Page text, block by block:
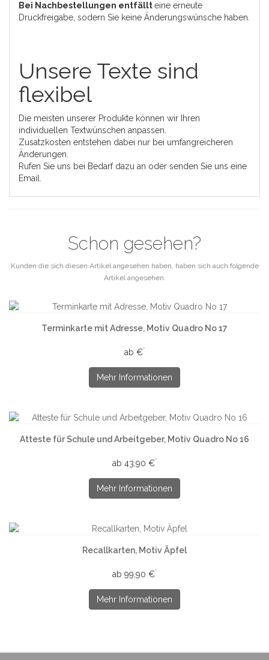
Bei Nachbestellungen entfällteine erneute
Druckfreigabe, sodern Sie keine Änderungswünsche haben.
Unsere Texte sind
flexibel
Die meisten unserer Produkte können wir Ihren
individuellen Textwünschen anpassen.
Zusatzkosten entstehen dabei nur bei umfangreicheren
Änderungen.
Rufen Sie uns bei Bedarf dazu an oder senden Sie uns eine
Email.
Schon gesehen?
Kunden die sich diesen Artikel angesehen haben, haben sich auch folgende
Artikel angesehen.
Terminkarte mit Adresse, Motiv Quadro No 17
ab €*
Mehr Informationen
Atteste für Schule und Arbeitgeber, Motiv Quadro No 16
ab 43,90 €*
Mehr Informationen
Recallkarten, Motiv Äpfel
ab 99,90 €*
Mehr Informationen